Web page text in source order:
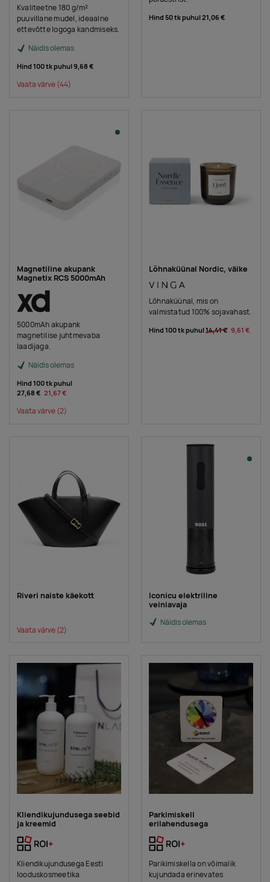
Kvaliteetne 180 g/m²
puuvillane mudel, ideaalne
ettevõtte logoga kandmiseks.
Näidis olemas
Hind 100 tk puhul9,68 €
Vaata värve(44)
Hind 50 tk puhul21,06 €
Magnetiline akupank
Magnetix RCS 5000mAh
5000mAh akupank
magnetilise juhtmevaba
laadijaga.
Näidis olemas
Hind 100 tk puhul
27,68 € 21,67 €
Vaata värve(2)
Lõhnaküünal Nordic, väike
Lõhnaküünal, mis on
valmistatud 100% sojavahast.
Hind 100 tk puhul14,41 € 9,61 €
Riveri naiste käekott
Vaata värve(2)
Iconicu elektriline
veiniavaja
Näidis olemas
Kliendikujundusega seebid
ja kreemid
Kliendikujundusega Eesti
looduskosmeetika
Parkimiskell
erilahendusega
Parikimiskella on võimalik
kujundada erinevates